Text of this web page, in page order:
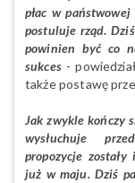
płac w
postuluje rząd.
powinien być co
sukces -
także postawę
Jak zwykle kończy
wysłuchuje
propozycje
już w maju. Dziś